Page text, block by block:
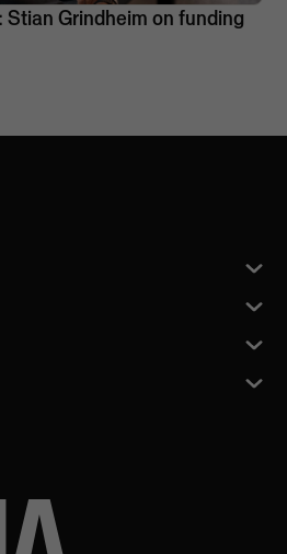
Stian Grindheim on funding